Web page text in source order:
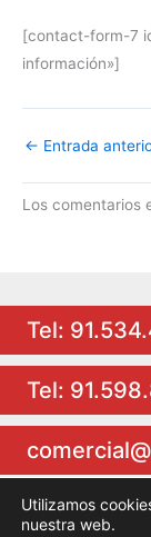
[contact-form-7
información»]
← Entrada
Los comentarios
Tel:
Tel:
Utilizamos
nuestra web.